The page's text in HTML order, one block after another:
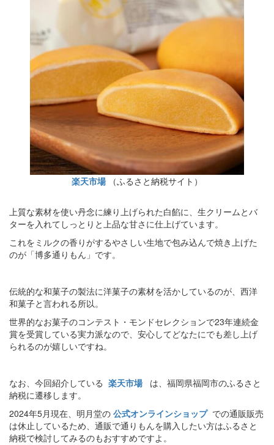
楽天市場 （ふるさと納税サイト）
上質な素材を使い丹念に練り上げられた白餡に、生クリームとバ
ターを入れてしっとりと上品な甘さに仕上げています。
これをミルクの香りがするやさしい生地で包み込んで焼き上げた
のが「博多通りもん」です。
伝統的な和菓子の製法に洋菓子の素材を活かしているのが、西洋
和菓子と言われる所以。
世界的なお菓子のコンテスト・モンドセレクションで23年連続金
賞を受賞している実力派なので、安心してどなたにでも差し上げ
られるのが嬉しいですね。
なお、今回紹介している 楽天市場 は、福岡県福岡市のふるさと
納税に遷移します。
2024年5月現在、明月堂の 公式オンラインショップ での通販販売
は休止しているため、通販で通りもんを購入したい方はふるさと
納税で検討してみるのもおすすめですよ。